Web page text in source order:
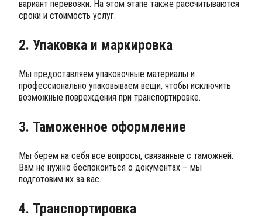
вариант перевозки. На этом этапе также рассчитываются
сроки и стоимость услуг.
2. Упаковка и маркировка
Мы предоставляем упаковочные материалы и
профессионально упаковываем вещи, чтобы исключить
возможные повреждения при транспортировке.
3. Таможенное оформление
Мы берем на себя все вопросы, связанные с таможней.
Вам не нужно беспокоиться о документах – мы
подготовим их за вас.
4. Транспортировка